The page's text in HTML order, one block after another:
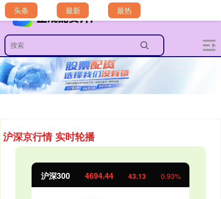
沪深京行情 实时轮播
北证50 1134.24 11.37 1.01%
头条 最新 最热